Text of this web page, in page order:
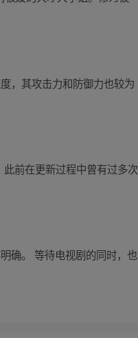
，其攻击力和防御力也较为
前在更新过程中曾有过多次
确。 等待电视剧的同时，也